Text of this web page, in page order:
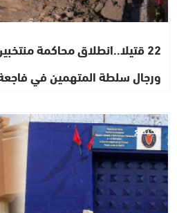
22 قتيلا..انطلاق محاكمة
ورجال سلطة المتهمين في
مجتمع